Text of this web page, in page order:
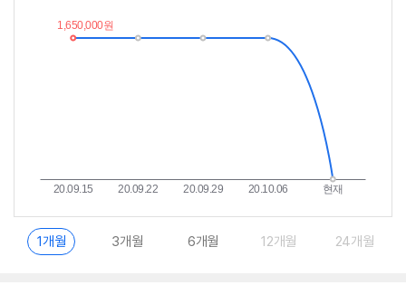
이
란?
1개월 3개월 6개월 12개월 24개월